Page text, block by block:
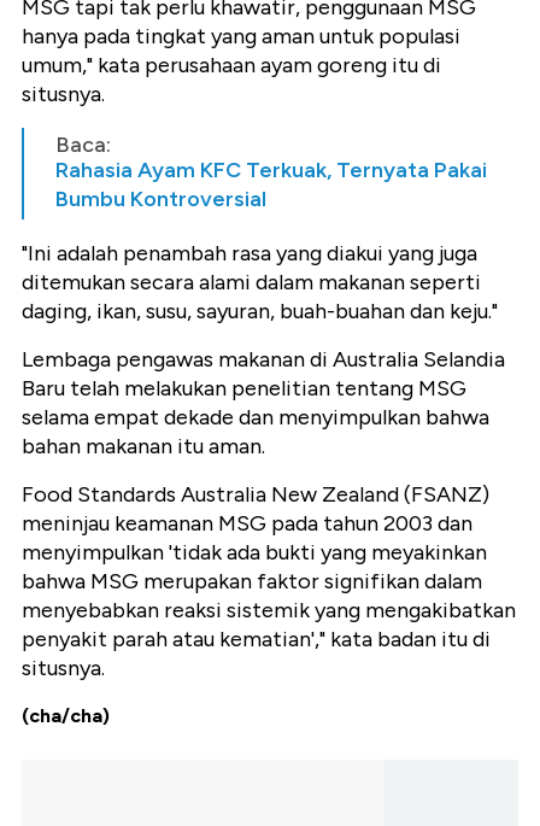
MSG tapi tak perlu khawatir, penggunaan MSG
hanya pada tingkat yang aman untuk populasi
umum," kata perusahaan ayam goreng itu di
situsnya.
Baca:
Rahasia Ayam KFC Terkuak, Ternyata Pakai
Bumbu Kontroversial
"Ini adalah penambah rasa yang diakui yang juga
ditemukan secara alami dalam makanan seperti
daging, ikan, susu, sayuran, buah-buahan dan keju."
Lembaga pengawas makanan di Australia Selandia
Baru telah melakukan penelitian tentang MSG
selama empat dekade dan menyimpulkan bahwa
bahan makanan itu aman.
Food Standards Australia New Zealand (FSANZ)
meninjau keamanan MSG pada tahun 2003 dan
menyimpulkan 'tidak ada bukti yang meyakinkan
bahwa MSG merupakan faktor signifikan dalam
menyebabkan reaksi sistemik yang mengakibatkan
penyakit parah atau kematian'," kata badan itu di
situsnya.
(cha/cha)